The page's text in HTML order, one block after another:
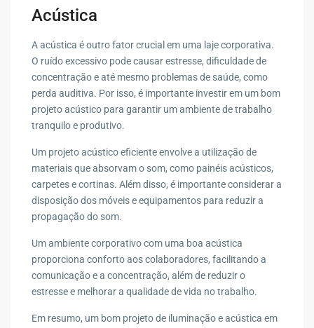
Acústica
A acústica é outro fator crucial em uma laje corporativa.
O ruído excessivo pode causar estresse, dificuldade de
concentração e até mesmo problemas de saúde, como
perda auditiva. Por isso, é importante investir em um bom
projeto acústico para garantir um ambiente de trabalho
tranquilo e produtivo.
Um projeto acústico eficiente envolve a utilização de
materiais que absorvam o som, como painéis acústicos,
carpetes e cortinas. Além disso, é importante considerar a
disposição dos móveis e equipamentos para reduzir a
propagação do som.
Um ambiente corporativo com uma boa acústica
proporciona conforto aos colaboradores, facilitando a
comunicação e a concentração, além de reduzir o
estresse e melhorar a qualidade de vida no trabalho.
Em resumo, um bom projeto de iluminação e acústica em